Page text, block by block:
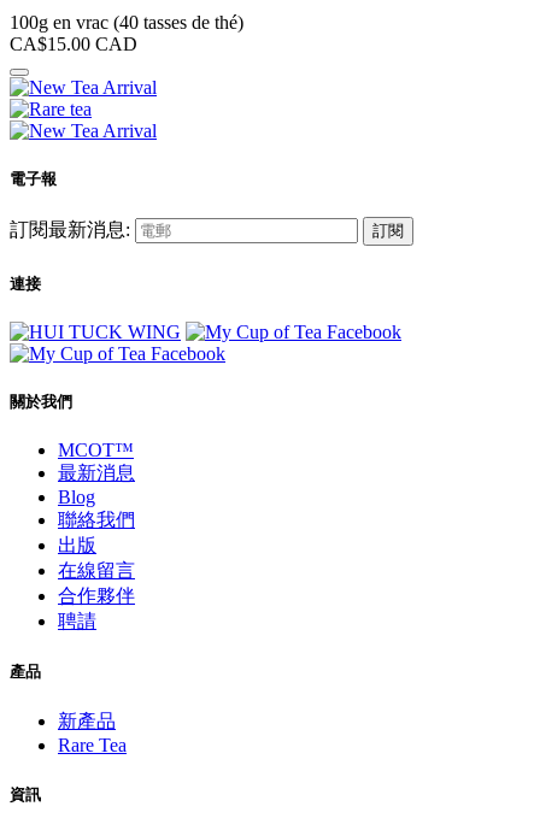
100g en vrac (40 tasses de thé)
CA$15.00 CAD
電子報
訂閱最新消息: 訂閱
連接
關於我們
MCOT™
最新消息
Blog
聯絡我們
出版
在線留言
合作夥伴
聘請
產品
新產品
Rare Tea
資訊